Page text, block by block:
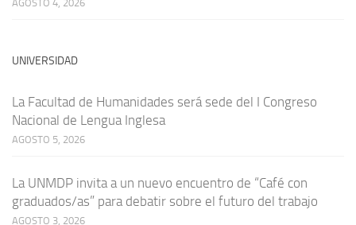
AGOSTO 4, 2026
UNIVERSIDAD
La Facultad de Humanidades será sede del I Congreso
Nacional de Lengua Inglesa
AGOSTO 5, 2026
La UNMDP invita a un nuevo encuentro de “Café con
graduados/as” para debatir sobre el futuro del trabajo
AGOSTO 3, 2026